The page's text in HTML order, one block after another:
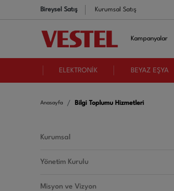
Bireysel Satış Kurumsal Satış
Kampanyalar
ELEKTRONİK BEYAZ EŞYA
Anasayfa Bilgi Toplumu Hizmetleri
Kurumsal
Yönetim Kurulu
Misyon ve Vizyon